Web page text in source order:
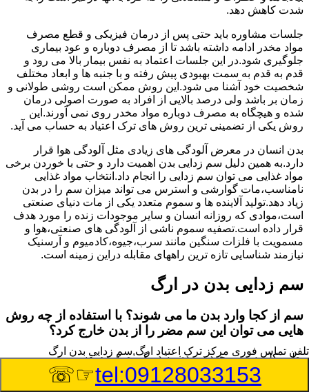
شدت کاهش دهد.
جلسات مشاوره باید حتی پس از درمان فیزیکی و قطع مصرف
مواد مخدر ادامه داشته باشد تا از مصرف دوباره و عود بیماری
جلوگیری شود.در این جلسات اعتماد به نفس بیمار بالا می رود و
قدم به قدم به سمت بهبودی پیش رفته و با جنبه ها و ابعاد مختلف
شخصیت خود آشنا می شود.این روش ممکن است روشی طولانی و
زمان بر باشد ولی درصد بالایی از افراد به صورت اصولی درمان
شده و هیچگاه به مصرف دوباره مواد مخدر روی نمی آورند.این
روش یکی از تضمینی ترین روش های ترک اعتیاد به حساب می آید.
بدن انسان در معرض آلودگی های زیادی مثل آلودگی هوا قرار
دارد.به همین دلیل سم زدایی بدن اهمیت دارد و حتی با خوردن برخی
مواد غذایی می توان سم زدایی را انجام داد.انتخاب مواد غذایی
نامناسب،مات گوارشی و استرس می تواند میزان سم را در بدن
زیاد دهد.تولید آلاینده ها و سموم متعدد یکی از مات دنیای صنعتی
است،موادی که روزانه انسان و سایر موجودات زنده را مورد هدف
قرار داده است.تصفیه سموم ناشی از آلودگی های صنعتی،هوا و
مسمویت با فلزات سنگین مانند سرب،جیوه،کادمیوم و آرسنیک
نیازمند شناسایی تازه ترین راههای مقابله دراین زمینه است.
سم زدایی بدن در ارگ
سم از کجا وارد بدن ما می شوند؟ با استفاده از چه روش
هایی می توان این سم مضر را از بدن خارج کرد؟
بطور کلی سم موجود در بدن به دو گروه عمده تقسیم می
شوند.بخش بزرگی از این سموم مثل مواد به جا مانده از سموم
گیاهی و آفت کش ها،فلزات سنگین ناشی از آلودگی هوا،انواع
تلفن تماس فوری مرکز ترک اعتیاد ارگ,سم زدایی بدن ارگ
tel:09128033153
☞☏